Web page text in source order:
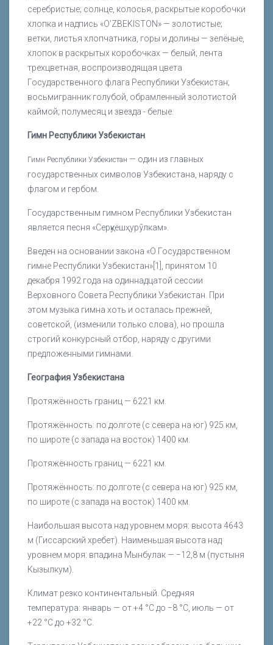
серебристые; солнце, колосья, раскрытые коробочки
хлопка и надпись «O'ZBEKISTON» — золотистые;
ветки, листья хлопчатника, горы и долины — зелёные,
хлопок в раскрытых коробочках — белый; лента
трехцветная, воспроизводящая цвета
Государственного флага Республики Узбекистан;
восьмигранник голубой, обрамленный золотистой
каймой; полумесяц и звезда - белые.
Гимн Республики Узбекистан
Гимн Республики Узбекистан — один из главных
государственных символов Узбекистана, наряду с
флагом и гербом.
Государственным гимном Республики Узбекистан
является песня «Серқуёшҳурўлкам».
Введен на основании закона «О Государственном
гимне Республики Узбекистан»[1], принятом 10
декабря 1992 года на одиннадцатой сессии
Верховного Совета Республики Узбекистан. При
этом музыка гимна хоть и осталась прежней,
советской, (изменили только слова), но прошла
строгий конкурсный отбор, наряду с другими
предложенными гимнами.
География Узбекистана
Протяжённость границ — 6221 км.
Протяжённость: по долготе (с севера на юг) 925 км,
по широте (с запада на восток) 1400 км.
Протяжённость границ — 6221 км.
Протяжённость: по долготе (с севера на юг) 925 км,
по широте (с запада на восток) 1400 км.
Наибольшая высота над уровнем моря: высота 4643
м (Гиссарский хребет). Наименьшая высота над
уровнем моря: впадина Мынбулак — −12,8 м (пустыня
Кызылкум).
Климат резко континентальный. Средняя
температура: январь — от +4 °C до −8 °C, июль — от
+22 °C до +32 °C.